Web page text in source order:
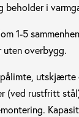
beholder i
1-5
uten overbygg.
pålimte, utskjærte
(ved rustfritt